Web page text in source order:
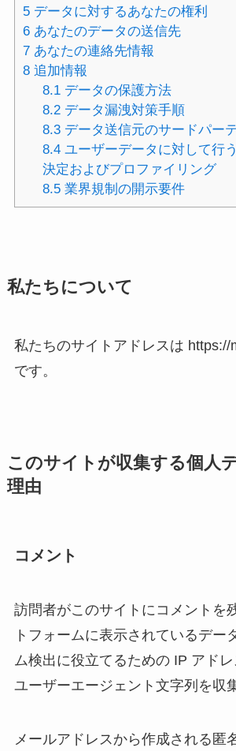
5データに対するあなたの権利
6あなたのデータの送信先
7あなたの連絡先情報
8追加情報
8.1 データの保護方法
8.2 データ漏洩対策手順
8.3 データ送信元のサードパー
8.4 ユーザーデータに対して行
決定およびプロファイリング
8.5 業界規制の開示要件
私たちについて
私たちのサイトアドレスは https://
です。
このサイトが収集する個人
理由
コメント
訪問者がこのサイトにコメントを
トフォームに表示されているデー
ム検出に役立てるための IP アド
ユーザーエージェント文字列を収
メールアドレスから作成される匿